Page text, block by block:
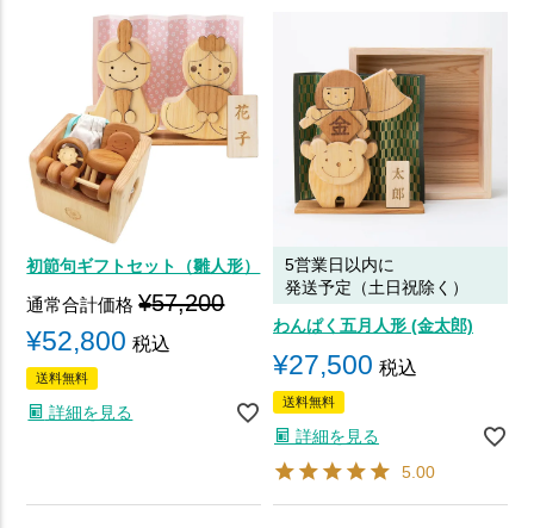
初節句ギフトセット（雛人形）
通常合計価格 ¥57,200
¥52,800 税込
送料無料
詳細を見る
5営業日以内に
発送予定（土日祝除く）
わんぱく五月人形 (金太郎)
¥27,500 税込
送料無料
詳細を見る
5.00